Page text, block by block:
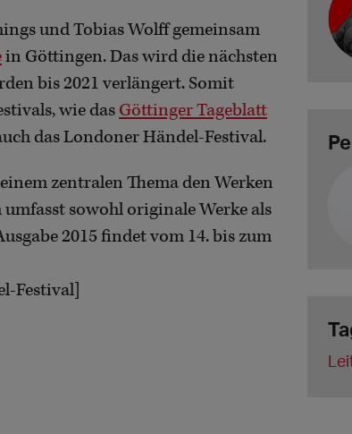
und Tobias Wolff gemeinsam
in Göttingen. Das wird die nächsten
bis 2021 verlängert. Somit
wie das Göttinger Tageblatt
das Londoner Händel-Festival.
zentralen Thema den Werken
sowohl originale Werke als
2015 findet vom 14. bis zum
Festival]